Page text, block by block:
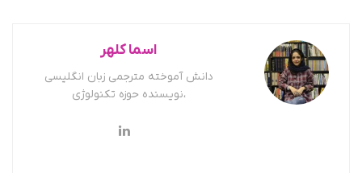
اسما کلهر
دانش آموخته مترجمی زبان انگلیسی
،نویسنده حوزه تکنولوژی